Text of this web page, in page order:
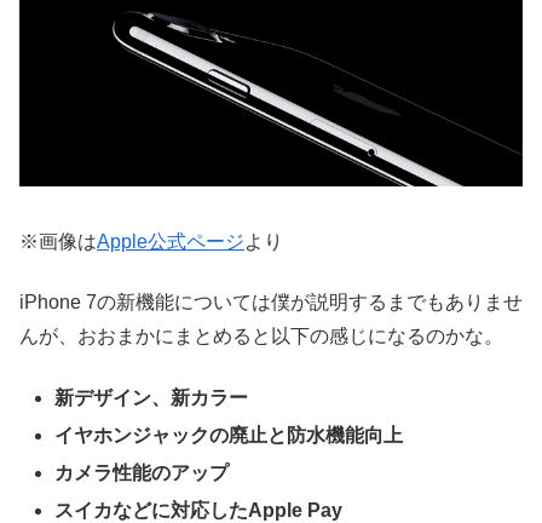
※画像はApple公式ページより
iPhone 7の新機能については僕が説明するまでもありませ
んが、おおまかにまとめると以下の感じになるのかな。
新デザイン、新カラー
イヤホンジャックの廃止と防水機能向上
カメラ性能のアップ
スイカなどに対応したApple Pay